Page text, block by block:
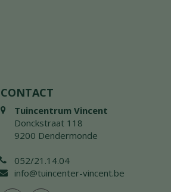
CONTACT
Tuincentrum Vincent
Donckstraat 118
9200 Dendermonde
052/21.14.04
info@tuincenter-vincent.be